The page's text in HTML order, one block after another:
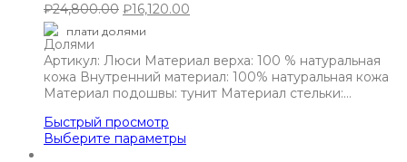
₽24,800.00 ₽16,120.00
плати долями
Артикул: Люси Материал верха: 100 % натуральная
кожа Внутренний материал: 100% натуральная кожа
Материал подошвы: тунит Материал стельки:…
Быстрый просмотр
Выберите параметры